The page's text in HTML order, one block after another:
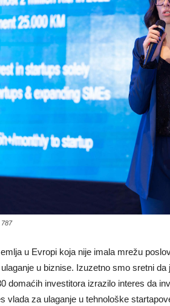
u Evropi koja nije imala mrežu
u biznise. Izuzetno smo sretni
domaćih investitora izrazilo interes da
vlada za ulaganje u tehnološke